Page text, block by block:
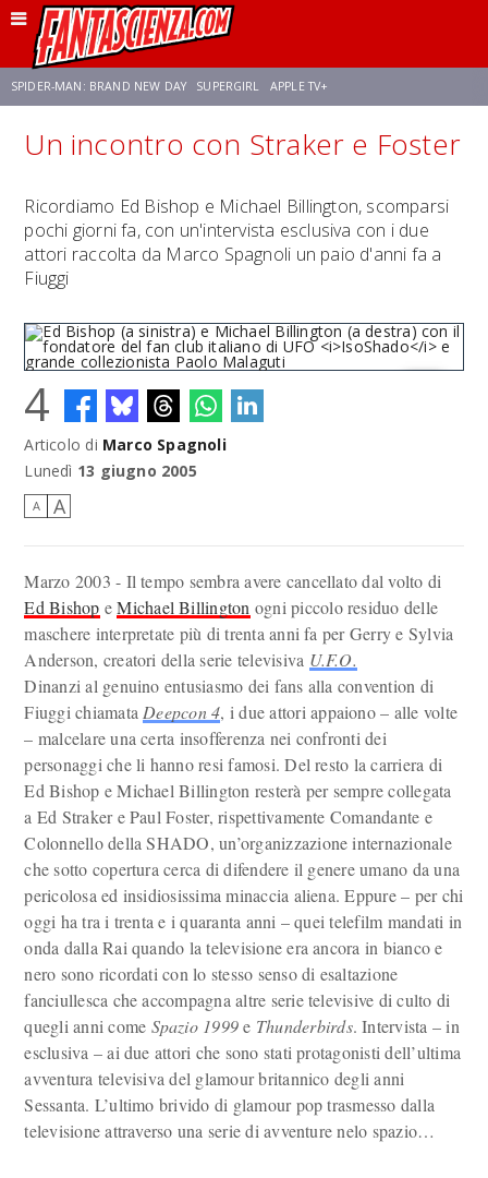
SPIDER-MAN: BRAND NEW DAY SUPERGIRL APPLE TV+
FRANCO RICCIARDIELLO ZENDAYA STAR TREK AVENGERS: DOOMSDAY
NETFLIX SADIE SINK CELIA ROSE GOODING
Un incontro con Straker e Foster
Ricordiamo Ed Bishop e Michael Billington, scomparsi
pochi giorni fa, con un'intervista esclusiva con i due
attori raccolta da Marco Spagnoli un paio d'anni fa a
Fiuggi
del fan club italiano di UFOIsoShado
Malaguti
4
Articolo di Marco Spagnoli
Lunedì 13 giugno 2005
A A
Marzo 2003 - Il tempo sembra avere cancellato dal volto di
Ed Bishop eMichael Billington ogni piccolo residuo delle
maschere interpretate più di trenta anni fa per Gerry e Sylvia
Anderson, creatori della serie televisiva U.F.O.
Dinanzi al genuino entusiasmo dei fans alla convention di
Fiuggi chiamata Deepcon 4, i due attori appaiono – alle volte
– malcelare una certa insofferenza nei confronti dei
personaggi che li hanno resi famosi. Del resto la carriera di
Ed Bishop e Michael Billington resterà per sempre collegata
a Ed Straker e Paul Foster, rispettivamente Comandante e
Colonnello della SHADO, un’organizzazione internazionale
che sotto copertura cerca di difendere il genere umano da una
pericolosa ed insidiosissima minaccia aliena. Eppure – per chi
oggi ha tra i trenta e i quaranta anni – quei telefilm mandati in
onda dalla Rai quando la televisione era ancora in bianco e
nero sono ricordati con lo stesso senso di esaltazione
fanciullesca che accompagna altre serie televisive di culto di
quegli anni come Spazio 1999e Thunderbirds. Intervista – in
esclusiva – ai due attori che sono stati protagonisti dell’ultima
avventura televisiva del glamour britannico degli anni
Sessanta. L’ultimo brivido di glamour pop trasmesso dalla
televisione attraverso una serie di avventure nelo spazio…